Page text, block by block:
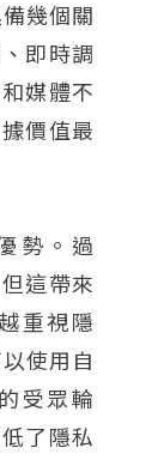
幾個關
即時調
媒體不
價值最
勢。過
這帶來
重視隱
使用自
受眾輪
了隱私